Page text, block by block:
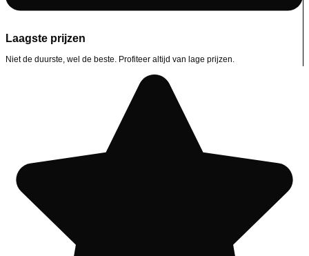
Laagste prijzen
Niet de duurste, wel de beste. Profiteer altijd van lage prijzen.